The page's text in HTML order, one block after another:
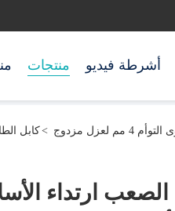
منتجات أشرطة فيديو
كابل> مزدوج
ارتداء